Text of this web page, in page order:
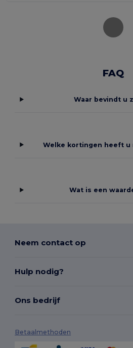
FAQ
Waar bevindt u
Welke kortingen heeft u
Wat is een
Neem contact op
Hulp nodig?
Ons bedrijf
Betaalmethoden